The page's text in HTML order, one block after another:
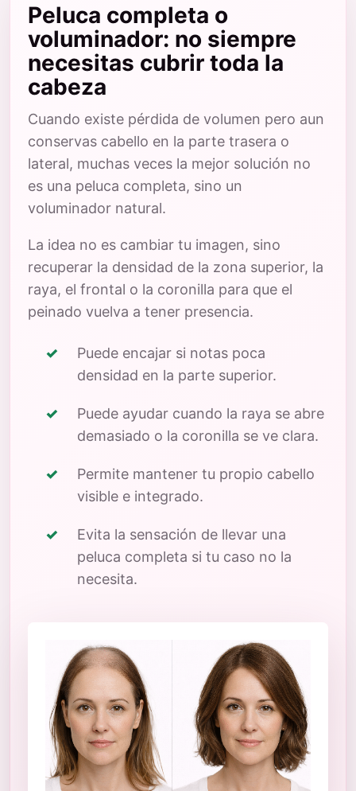
Peluca completa o
voluminador: no siempre
necesitas cubrir toda la
cabeza
Cuando existe pérdida de volumen pero aun
conservas cabello en la parte trasera o
lateral, muchas veces la mejor solución no
es una peluca completa, sino un
voluminador natural.
La idea no es cambiar tu imagen, sino
recuperar la densidad de la zona superior, la
raya, el frontal o la coronilla para que el
peinado vuelva a tener presencia.
Puede encajar si notas poca
densidad en la parte superior.
Puede ayudar cuando la raya se abre
demasiado o la coronilla se ve clara.
Permite mantener tu propio cabello
visible e integrado.
Evita la sensación de llevar una
peluca completa si tu caso no la
necesita.